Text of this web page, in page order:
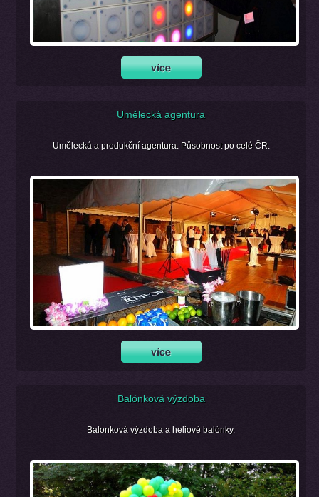
Umělecká agentura
Umělecká a produkční agentura. Působnost po celé ČR.
Balónková výzdoba
Balonková výzdoba a heliové balónky.